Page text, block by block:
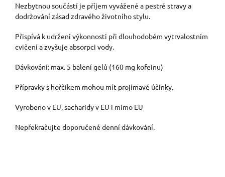
Nezbytnou součástí je příjem vyvážené a pestré stravy a
dodržování zásad zdravého životního stylu.
Přispívá k udržení výkonnosti při dlouhodobém vytrvalostním
cvičení a zvyšuje absorpci vody.
Dávkování: max. 5 balení gelů (160 mg kofeinu)
Přípravky s hořčíkem mohou mít projímavé účinky.
Vyrobeno v EU, sacharidy v EU i mimo EU
Nepřekračujte doporučené denní dávkování.